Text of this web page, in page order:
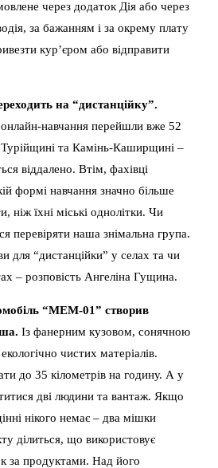
через додаток Дія або через
за бажанням і за окрему плату
кур’єром або відправити
на “дистанційку”.
навчання перейшли вже 52
та Камінь-Каширщині –
віддалено. Втім, фахівці
формі навчання значно більше
ніж їхні міські однолітки. Чи
перевіряти наша знімальна група.
для “дистанційки” у селах та чи
– розповість Ангеліна Гущина.
“МЕМ-01” створив
Із фанерним кузовом, сонячною
чистих матеріалів.
до 35 кілометрів на годину. А у
дві людини та вантаж. Якщо
нікого немає – два мішки
ділиться, що використовує
за продуктами. Над його